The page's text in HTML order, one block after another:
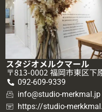
スタジオメルクマール
〒813-0002 福岡市東区下
092-609-9339
info@studio-merkmal.jp
https://studio-